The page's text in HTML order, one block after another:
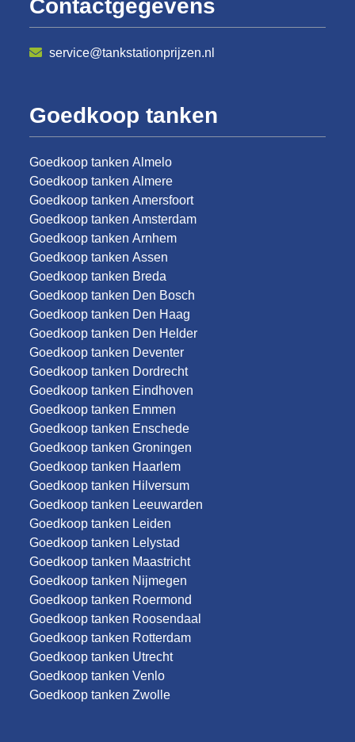
Contactgegevens
service@tankstationprijzen.nl
Goedkoop tanken
Goedkoop tanken Almelo
Goedkoop tanken Almere
Goedkoop tanken Amersfoort
Goedkoop tanken Amsterdam
Goedkoop tanken Arnhem
Goedkoop tanken Assen
Goedkoop tanken Breda
Goedkoop tanken Den Bosch
Goedkoop tanken Den Haag
Goedkoop tanken Den Helder
Goedkoop tanken Deventer
Goedkoop tanken Dordrecht
Goedkoop tanken Eindhoven
Goedkoop tanken Emmen
Goedkoop tanken Enschede
Goedkoop tanken Groningen
Goedkoop tanken Haarlem
Goedkoop tanken Hilversum
Goedkoop tanken Leeuwarden
Goedkoop tanken Leiden
Goedkoop tanken Lelystad
Goedkoop tanken Maastricht
Goedkoop tanken Nijmegen
Goedkoop tanken Roermond
Goedkoop tanken Roosendaal
Goedkoop tanken Rotterdam
Goedkoop tanken Utrecht
Goedkoop tanken Venlo
Goedkoop tanken Zwolle